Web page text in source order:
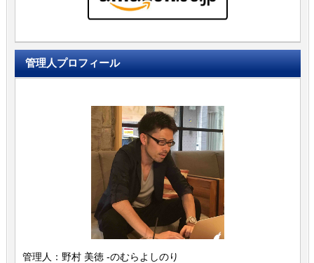
管理人プロフィール
管理人：野村 美徳 -のむらよしのり